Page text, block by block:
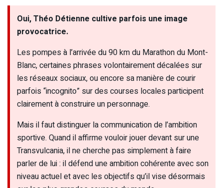
Oui, Théo Détienne cultive parfois une image
provocatrice.
Les pompes à l’arrivée du 90 km du Marathon du Mont-
Blanc, certaines phrases volontairement décalées sur
les réseaux sociaux, ou encore sa manière de courir
parfois “incognito” sur des courses locales participent
clairement à construire un personnage.
Mais il faut distinguer la communication de l’ambition
sportive. Quand il affirme vouloir jouer devant sur une
Transvulcania, il ne cherche pas simplement à faire
parler de lui : il défend une ambition cohérente avec son
niveau actuel et avec les objectifs qu’il vise désormais